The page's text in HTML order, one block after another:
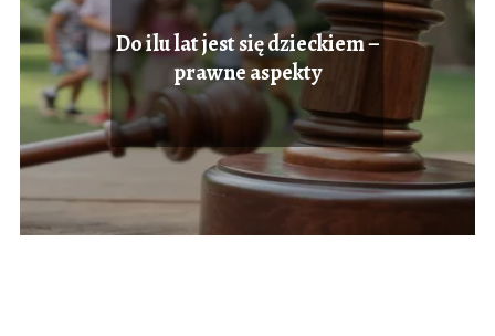
Do ilu lat jest się dzieckiem –
prawne aspekty